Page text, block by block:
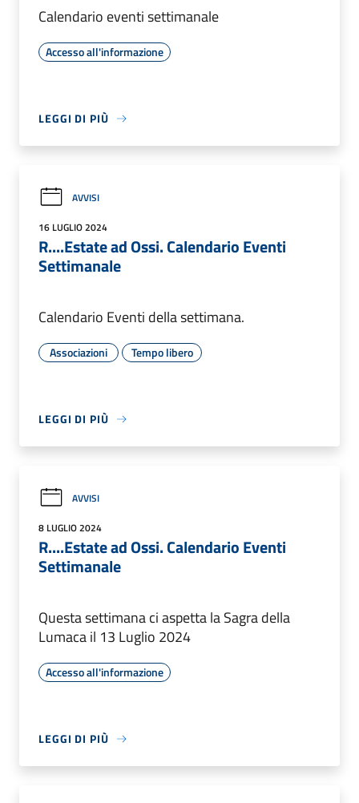
Calendario eventi settimanale
Accesso all'informazione
LEGGI DI PIÙ
AVVISI
16 LUGLIO 2024
R....Estate ad Ossi. Calendario Eventi
Settimanale
Calendario Eventi della settimana.
Associazioni Tempo libero
LEGGI DI PIÙ
AVVISI
8 LUGLIO 2024
R....Estate ad Ossi. Calendario Eventi
Settimanale
Questa settimana ci aspetta la Sagra della
Lumaca il 13 Luglio 2024
Accesso all'informazione
LEGGI DI PIÙ